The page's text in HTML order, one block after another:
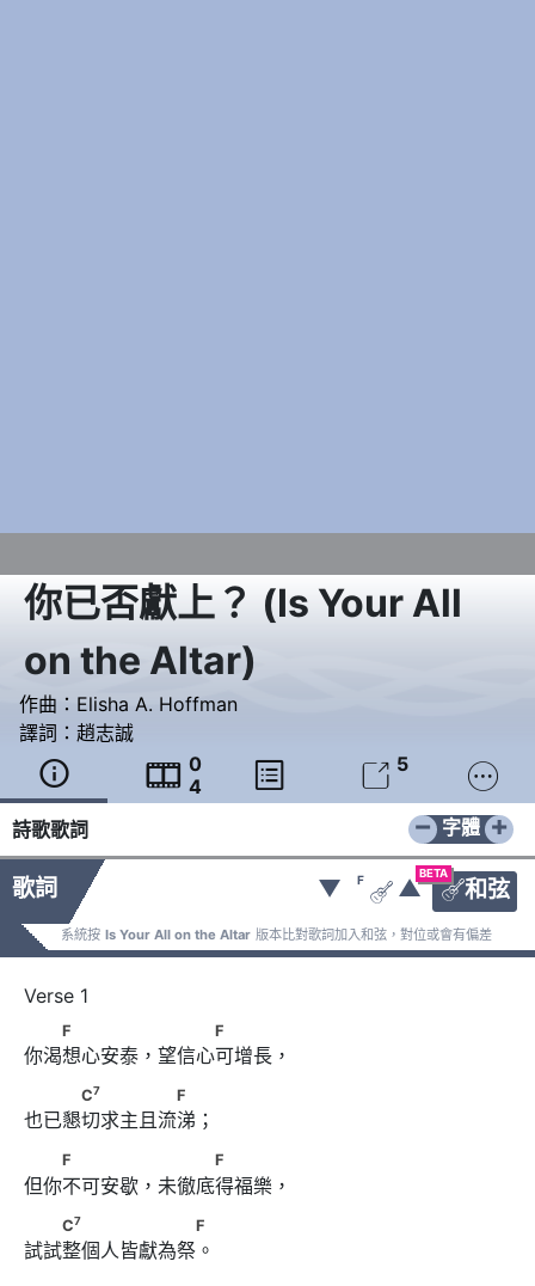
你已否獻上？ (Is Your All
on the Altar)
作曲： Elisha A. Hoffman
譯詞： 趙志誠
  0
4
  5 
詩歌歌詞 − +
字體
歌詞
BETA
和弦
▼ F
 ▲
系統按 Is Your All on the Altar 版本比對歌詞加入和弦，對位或會有偏差
F　　　　 　　　F
F F
你渴想心安泰，望信心可增長，
C7 F
C7 F
也已懇切求主且流涕；
F　　　　 　　　F
F F
但你不可安歇，未徹底得福樂，
C7 F
C7 F
試試整個人皆獻為祭。